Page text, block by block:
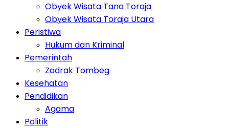
Obyek Wisata Tana Toraja
Obyek Wisata Toraja Utara
Peristiwa
Hukum dan Kriminal
Pemerintah
Zadrak Tombeg
Kesehatan
Pendidikan
Agama
Politik